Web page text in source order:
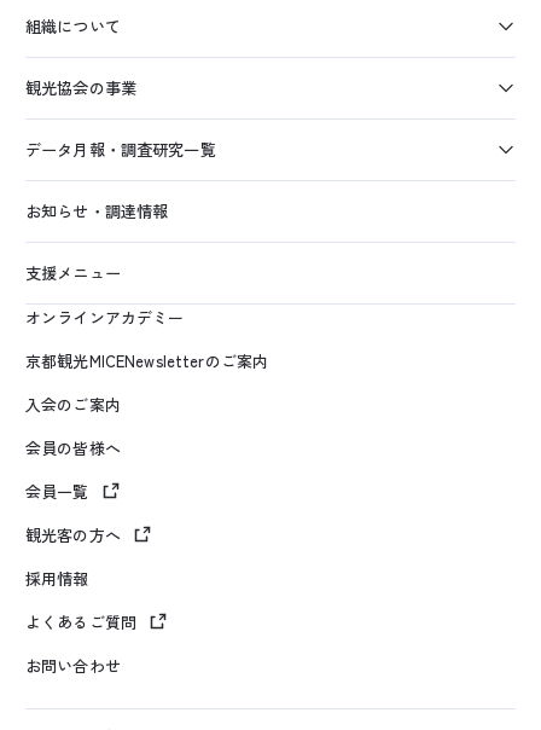
組織について
観光協会の事業
データ月報・調査研究一覧
お知らせ・調達情報
支援メニュー
オンラインアカデミー
京都観光MICENewsletterのご案内
入会のご案内
会員の皆様へ
会員一覧
観光客の方へ
採用情報
よくあるご質問
お問い合わせ